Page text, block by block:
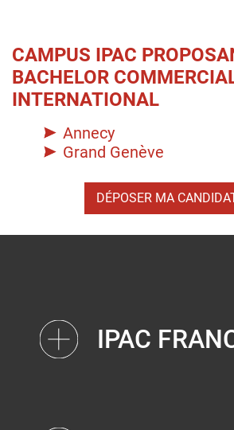
CAMPUS IPAC
BACHELOR
INTERNATIONAL
Annecy
Grand Genève
DÉPOSER MA
IPAC